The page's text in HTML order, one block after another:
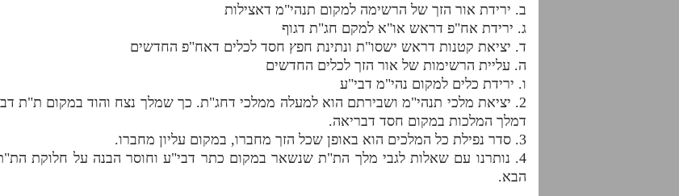
ב. ירידת אור הזך של הרשימה למקום תנהי"מ דאצילות
ג. ירידת אח"פ דראש או"א למקם חג"ת דגוף
ד. יציאת קטנות דראש ישסו"ת ונתינת חפץ חסד לכלים דאח"פ החדשים
ה. עליית הרשימות של אור הזך לכלים החדשים
ו. ירידת כלים למקום נהי"מ דבי"ע
2. יציאת מלכי תנהי"מ ושבירתם הוא למעלה ממלכי דחג"ת. כך שמלך נצח והוד במקום ת"ת
דמלך המלכות במקום חסד דבריאה.
3. סדר נפילת כל המלכים הוא באופן שכל הזך מחברו, במקום עליון מחברו.
4. נותרנו עם שאלות לגבי מלך הת"ת שנשאר במקום כתר דבי"ע וחוסר הבנה על חלוקת
הבא.